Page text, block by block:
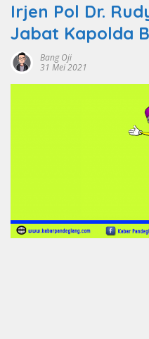
Irjen Pol Dr.
Jabat Kapolda
Bang Oji
31 Mei 2021